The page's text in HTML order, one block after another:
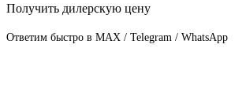
Получить дилерскую цену
Ответим быстро в MAX / Telegram / WhatsApp